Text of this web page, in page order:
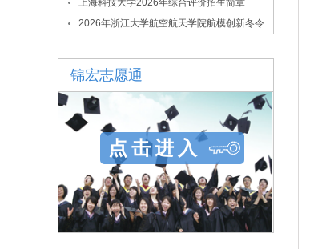
年拔尖创新人才选拔与培养项目
上海科技大学2026年综合评价招生简章
2026年浙江大学航空航天学院航模创新冬令
锦宏志愿通
点击进入